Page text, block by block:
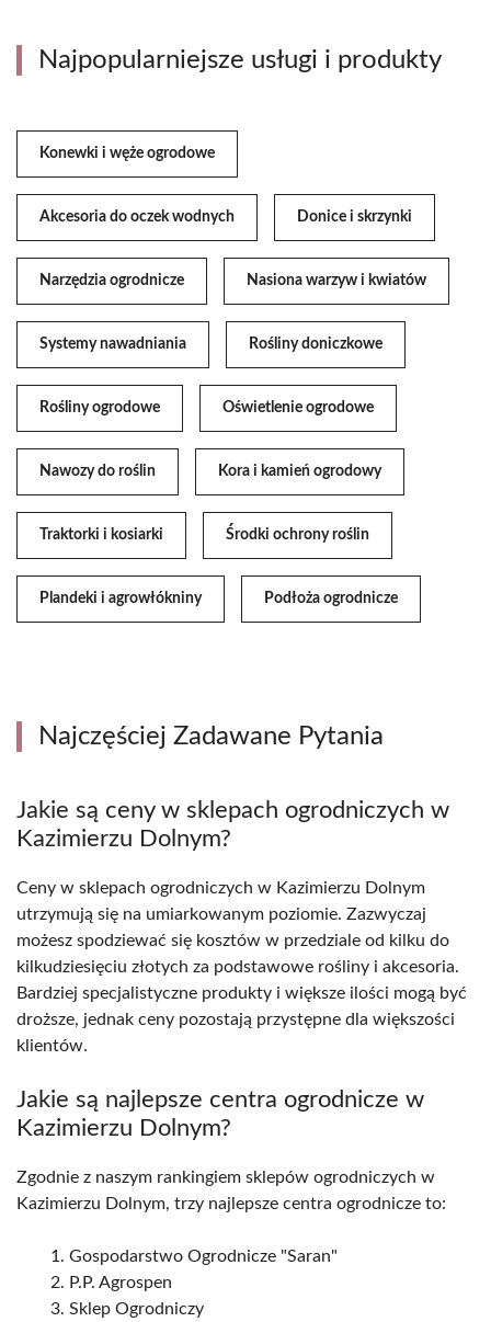
Najpopularniejsze usługi i produkty
Konewki i węże ogrodowe
Akcesoria do oczek wodnych Donice i skrzynki
Narzędzia ogrodnicze Nasiona warzyw i kwiatów
Systemy nawadniania Rośliny doniczkowe
Rośliny ogrodowe Oświetlenie ogrodowe
Nawozy do roślin Kora i kamień ogrodowy
Traktorki i kosiarki Środki ochrony roślin
Plandeki i agrowłókniny Podłoża ogrodnicze
Najczęściej Zadawane Pytania
Jakie są ceny w sklepach ogrodniczych w
Kazimierzu Dolnym?
Ceny w sklepach ogrodniczych w Kazimierzu Dolnym
utrzymują się na umiarkowanym poziomie. Zazwyczaj
możesz spodziewać się kosztów w przedziale od kilku do
kilkudziesięciu złotych za podstawowe rośliny i akcesoria.
Bardziej specjalistyczne produkty i większe ilości mogą być
droższe, jednak ceny pozostają przystępne dla większości
klientów.
Jakie są najlepsze centra ogrodnicze w
Kazimierzu Dolnym?
Zgodnie z naszym rankingiem sklepów ogrodniczych w
Kazimierzu Dolnym, trzy najlepsze centra ogrodnicze to:
Gospodarstwo Ogrodnicze "Saran"
P.P. Agrospen
Sklep Ogrodniczy